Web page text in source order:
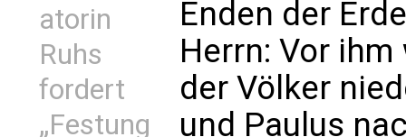
atorin
Ruhs
fordert
„Festung
Enden der
Herrn: Vor
der Völker
und Paulus